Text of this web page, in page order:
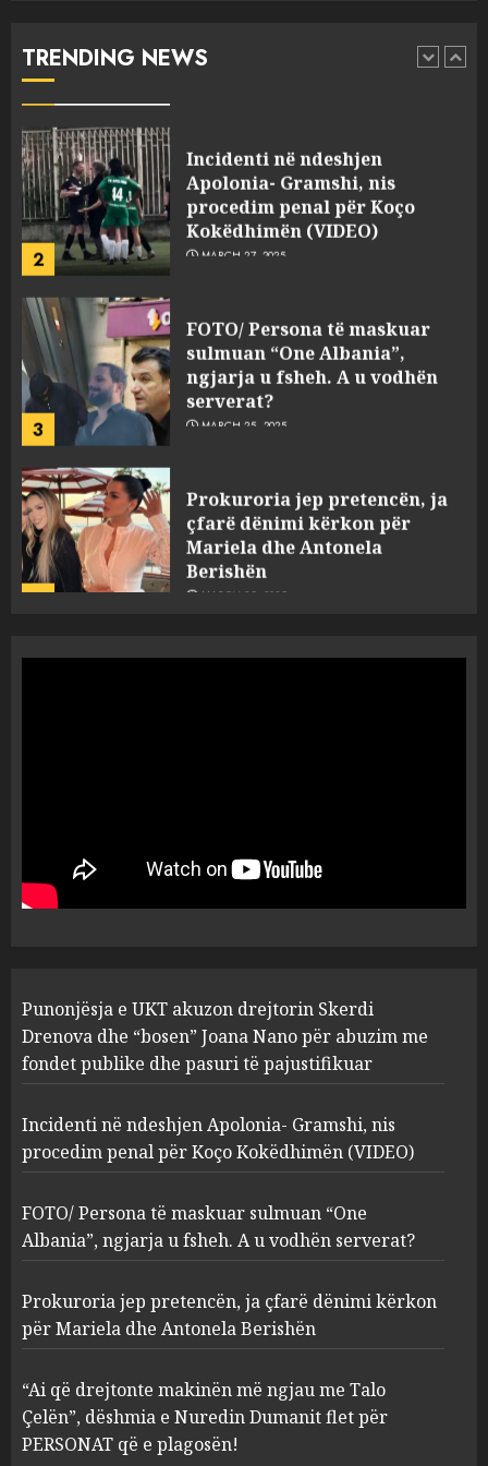
TRENDING NEWS
1
pasuri të pajustifikuar
2
Apolonia- Gramshi, nis
procedim penal për Koço
Kokëdhimën (VIDEO)
MARCH 27, 2025
3
sulmuan “One Albania”,
ngjarja u fsheh. A u vodhën
serverat?
MARCH 25, 2025
4
çfarë dënimi kërkon për
Mariela dhe Antonela
Berishën
MARCH 25, 2025
1
“bosen” Joana Nano për
abuzim me fondet publike dhe
pasuri të pajustifikuar
2
Apolonia- Gramshi, nis
procedim penal për Koço
Kokëdhimën (VIDEO)
MARCH 27, 2025
3
FOTO/ Persona të maskuar
sulmuan “One Albania”,
ngjarja u fsheh. A u vodhën
serverat?
4
Prokuroria jep pretencën, ja
çfarë dënimi kërkon për
Berishën
MARCH 25, 2025
Punonjësja e UKT akuzon drejtorin Skerdi
Drenova dhe “bosen” Joana Nano për abuzim me
fondet publike dhe pasuri të pajustifikuar
Incidenti në ndeshjen Apolonia- Gramshi, nis
procedim penal për Koço Kokëdhimën (VIDEO)
FOTO/ Persona të maskuar sulmuan “One
Albania”, ngjarja u fsheh. A u vodhën serverat?
Prokuroria jep pretencën, ja çfarë dënimi kërkon
për Mariela dhe Antonela Berishën
“Ai që drejtonte makinën më ngjau me Talo
Çelën”, dëshmia e Nuredin Dumanit flet për
PERSONAT që e plagosën!